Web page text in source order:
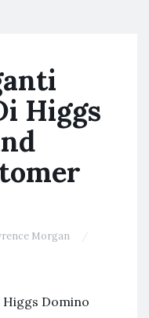
Higgs
Morgan
Higgs Domino